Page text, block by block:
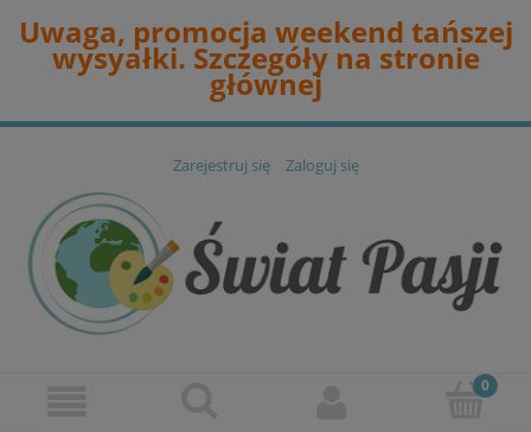
Uwaga, promocja weekend tańszej
wysyałki. Szczegóły na stronie
głównej
Zarejestruj się Zaloguj się